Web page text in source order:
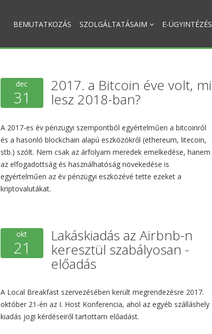
BEMUTATKOZÁS SZOLGÁLTATÁSAIM E-ÜGYINTÉZÉS
dec
31
2017. a Bitcoin éve volt, mi
lesz 2018-ban?
A 2017-es év pénzügyi szempontból egyértelműen a bitcoinról
és a hasonló blockchain alapú eszközökről (ethereum, litecoin,
stb.) szólt. Nem csak az árfolyam meredek emelkedése, hanem
az elfogadottság és használhatóság növekedése is
egyértelműen az év pénzügyi eszközévé tette ezeket a
kriptovalutákat.
okt
21
Lakáskiadás az Airbnb-n
keresztül szabályosan -
előadás
A Local Breakfast szervezésében került megrendezésre 2017.
október 21-én az I. Host Konferencia, ahol az egyéb szálláshely
kiadás jogi kérdéseiről tartottam előadást.